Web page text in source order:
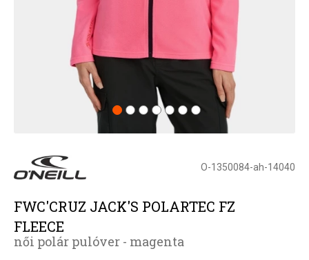
O-1350084-ah-14040
FWC'CRUZ JACK'S POLARTEC FZ
FLEECE
női polár pulóver - magenta